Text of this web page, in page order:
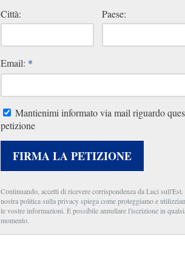
Città: Paese:
Email: *
Mantienimi informato via mail riguardo
petizione
FIRMA LA PETIZIONE
Continuando, accetti di ricevere corrispondenza da Luci sull'Est.
nostra politica sulla privacy spiega come proteggiamo e
le vostre informazioni. È possibile annullare l'iscrizione in
momento.